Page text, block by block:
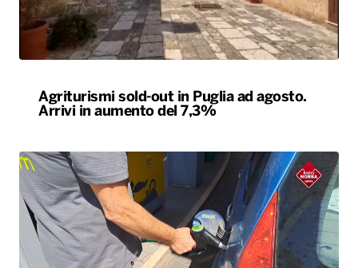
Agriturismi sold-out in Puglia ad agosto.
Arrivi in aumento del 7,3%